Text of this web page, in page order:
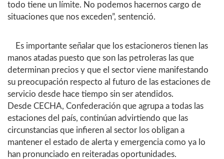
todo tiene un límite. No podemos hacernos cargo de
situaciones que nos exceden”, sentenció.
Es importante señalar que los estacioneros tienen las
manos atadas puesto que son las petroleras las que
determinan precios y que el sector viene manifestando
su preocupación respecto al futuro de las estaciones de
servicio desde hace tiempo sin ser atendidos.
Desde CECHA, Confederación que agrupa a todas las
estaciones del país, continúan advirtiendo que las
circunstancias que infieren al sector los obligan a
mantener el estado de alerta y emergencia como ya lo
han pronunciado en reiteradas oportunidades.